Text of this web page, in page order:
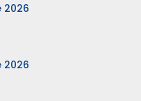
2026
2026